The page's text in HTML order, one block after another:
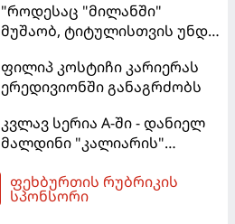
"როდესაც "მილანში"
მუშაობ, ტიტულისთვის უნდა
"როსონერის" ფანები
დააიმედა
ფილიპ კოსტიჩი კარიერას
ერედივიონში განაგრძობს
კვლავ სერია A-ში - დანიელ
მალდინი "კალიარის"
ფეხბურთის რუბრიკის
სპონსორი